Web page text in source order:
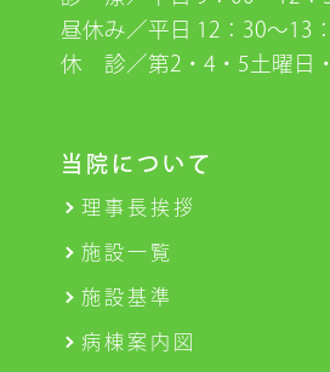
昼休み／平日 12：30〜13
休 診／第2・4・5土曜日
当院について
理事長挨拶
施設一覧
施設基準
病棟案内図